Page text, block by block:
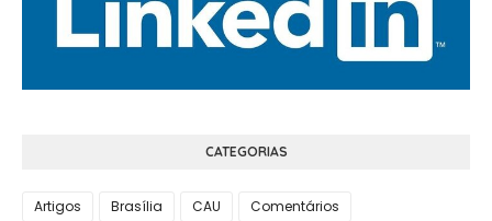
CATEGORIAS
Artigos Brasília CAU
Comentários